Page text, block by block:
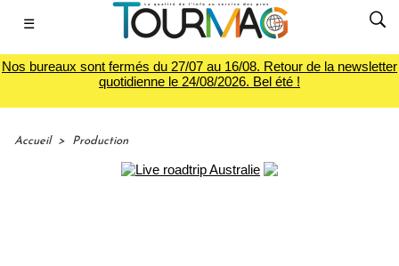
☰
Nos bureaux sont fermés du 27/07 au 16/08. Retour de la newsletter
quotidienne le 24/08/2026. Bel été !
Accueil > Production